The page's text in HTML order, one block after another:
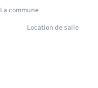
La commune
Location de salle